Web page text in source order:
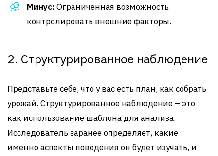
Минус: Ограниченная возможность
контролировать внешние факторы.
2. Структурированное наблюдение
Представьте себе, что у вас есть план, как собрать
урожай. Структурированное наблюдение – это
как использование шаблона для анализа.
Исследователь заранее определяет, какие
именно аспекты поведения он будет изучать, и